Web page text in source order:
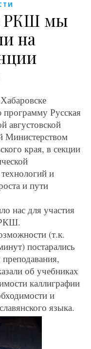
РКШ мы
на
программу Русская
августовской
Министерством
края, в секции
и
и пути
нас для участия
РКШ.
(т.к.
постарались
об учебниках
каллиграфии
и
языка.